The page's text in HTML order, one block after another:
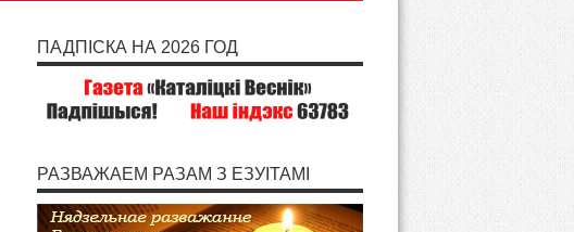
ПАДПІСКА НА 2026 ГОД
РАЗВАЖАЕМ РАЗАМ З ЕЗУІТАМІ